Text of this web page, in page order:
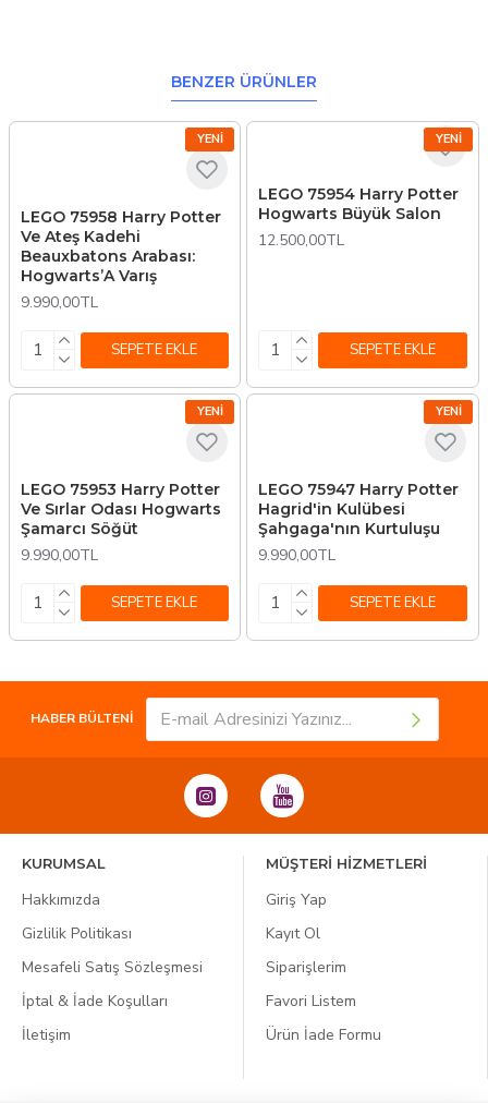
BENZER ÜRÜNLER
YENI
LEGO 75958 Harry Potter
Ve Ateş Kadehi
Beauxbatons Arabası:
Hogwarts’A Varış
9.990,00TL
SEPETE EKLE
YENI
LEGO 75954 Harry Potter
Hogwarts Büyük Salon
12.500,00TL
SEPETE EKLE
YENI
LEGO 75953 Harry Potter
Ve Sırlar Odası Hogwarts
Şamarcı Söğüt
9.990,00TL
SEPETE EKLE
YENI
LEGO 75947 Harry Potter
Hagrid'in Kulübesi
Şahgaga'nın Kurtuluşu
9.990,00TL
SEPETE EKLE
HABER BÜLTENİ
KURUMSAL
Hakkımızda
Gizlilik Politikası
Mesafeli Satış Sözleşmesi
İptal & İade Koşulları
İletişim
MÜŞTERİ HİZMETLERİ
Giriş Yap
Kayıt Ol
Siparişlerim
Favori Listem
Ürün İade Formu